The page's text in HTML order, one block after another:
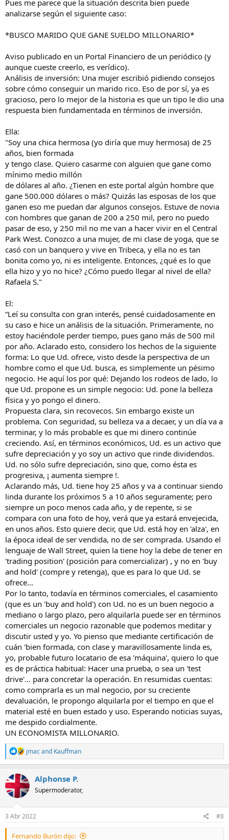
Pues me parece que la situación descrita bien puede
analizarse según el siguiente caso:
*BUSCO MARIDO QUE GANE SUELDO MILLONARIO*
Aviso publicado en un Portal Financiero de un periódico (y
aunque cueste creerlo, es verídico).
Análisis de inversión: Una mujer escribió pidiendo consejos
sobre cómo conseguir un marido rico. Eso de por sí, ya es
gracioso, pero lo mejor de la historia es que un tipo le dio una
respuesta bien fundamentada en términos de inversión.
Ella:
"Soy una chica hermosa (yo diría que muy hermosa) de 25
años, bien formada
y tengo clase. Quiero casarme con alguien que gane como
mínimo medio millón
de dólares al año. ¿Tienen en este portal algún hombre que
gane 500.000 dólares o más? Quizás las esposas de los que
ganen eso me puedan dar algunos consejos. Estuve de novia
con hombres que ganan de 200 a 250 mil, pero no puedo
pasar de eso, y 250 mil no me van a hacer vivir en el Central
Park West. Conozco a una mujer, de mi clase de yoga, que se
casó con un banquero y vive en Tribeca, y ella no es tan
bonita como yo, ni es inteligente. Entonces, ¿qué es lo que
ella hizo y yo no hice? ¿Cómo puedo llegar al nivel de ella?
Rafaela S."
El:
“Leí su consulta con gran interés, pensé cuidadosamente en
su caso e hice un análisis de la situación. Primeramente, no
estoy haciéndole perder tiempo, pues gano más de 500 mil
por año. Aclarado esto, considero los hechos de la siguiente
forma: Lo que Ud. ofrece, visto desde la perspectiva de un
hombre como el que Ud. busca, es simplemente un pésimo
negocio. He aquí los por qué: Dejando los rodeos de lado, lo
que Ud. propone es un simple negocio: Ud. pone la belleza
física y yo pongo el dinero.
Propuesta clara, sin recovecos. Sin embargo existe un
problema. Con seguridad, su belleza va a decaer, y un día va a
terminar, y lo más probable es que mi dinero continúe
creciendo. Así, en términos económicos, Ud. es un activo que
sufre depreciación y yo soy un activo que rinde dividendos.
Ud. no sólo sufre depreciación, sino que, como ésta es
progresiva, ¡ aumenta siempre !.
Aclarando más, Ud. tiene hoy 25 años y va a continuar siendo
linda durante los próximos 5 a 10 años seguramente; pero
siempre un poco menos cada año, y de repente, si se
compara con una foto de hoy, verá que ya estará envejecida,
en unos años. Esto quiere decir, que Ud. está hoy en 'alza', en
la época ideal de ser vendida, no de ser comprada. Usando el
lenguaje de Wall Street, quien la tiene hoy la debe de tener en
'trading position' (posición para comercializar) , y no en 'buy
and hold' (compre y retenga), que es para lo que Ud. se
ofrece...
Por lo tanto, todavía en términos comerciales, el casamiento
(que es un 'buy and hold') con Ud. no es un buen negocio a
mediano o largo plazo, pero alquilarla puede ser en términos
comerciales un negocio razonable que podemos meditar y
discutir usted y yo. Yo pienso que mediante certificación de
cuán 'bien formada, con clase y maravillosamente linda es,
yo, probable futuro locatario de esa 'máquina', quiero lo que
es de práctica habitual: Hacer una prueba, o sea un 'test
drive'... para concretar la operación. En resumidas cuentas:
como comprarla es un mal negocio, por su creciente
devaluación, le propongo alquilarla por el tiempo en que el
material esté en buen estado y uso. Esperando noticias suyas,
me despido cordialmente.
UN ECONOMISTA MILLONARIO.
R
e
a
c
t
i
n
s
jmacand Kauffman
Alphonse P.
Supermoderator,
3 Abr 2022 #8
Fernando Burón dijo: